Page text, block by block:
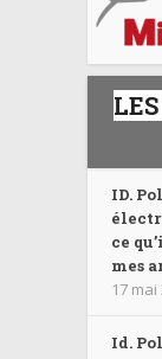
ID.
ce
mes
17 mai
Id.